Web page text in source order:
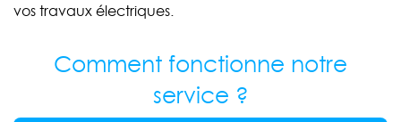
vos travaux électriques.
Comment fonctionne notre
service ?